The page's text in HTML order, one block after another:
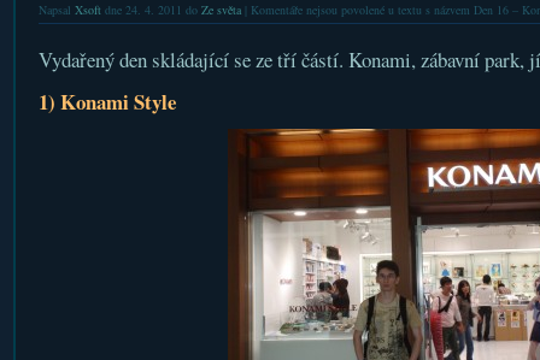
Napsal Xsoftdne 24. 4. 2011 do Ze světa| Komentáře nejsou povolenéu textu s názvem Den 16 –
Vydařený den skládající se ze tří částí. Konami, zábavní park,
1) Konami Style